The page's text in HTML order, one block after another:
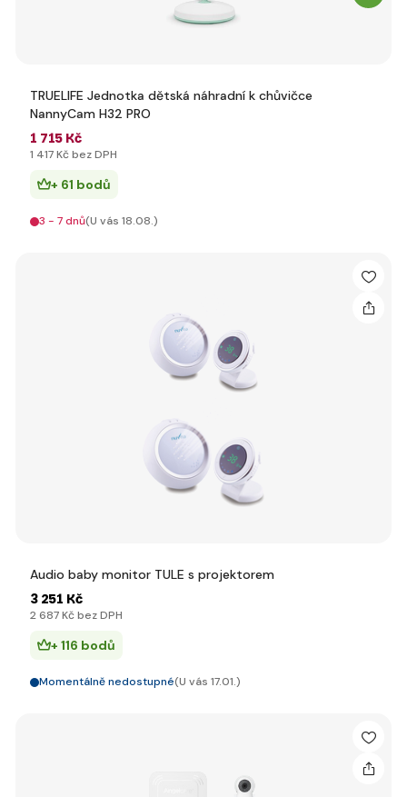
TRUELIFE Jednotka dětská náhradní k chůvičce
NannyCam H32 PRO
1 715 Kč
1 417 Kč bez DPH
+ 61 bodů
3 - 7 dnů(U vás 18.08.)
Audio baby monitor TULE s projektorem
3 251 Kč
2 687 Kč bez DPH
+ 116 bodů
Momentálně nedostupné(U vás 17.01.)